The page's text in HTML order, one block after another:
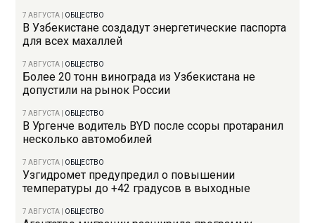
7 АВГУСТА ОБЩЕСТВО
В Узбекистане создадут энергетические паспорта
для всех махаллей
7 АВГУСТА ОБЩЕСТВО
Более 20 тонн винограда из Узбекистана не
допустили на рынок России
7 АВГУСТА ОБЩЕСТВО
В Ургенче водитель BYD после ссоры протаранил
несколько автомобилей
7 АВГУСТА ОБЩЕСТВО
Узгидромет предупредил о повышении
температуры до +42 градусов в выходные
7 АВГУСТА ОБЩЕСТВО